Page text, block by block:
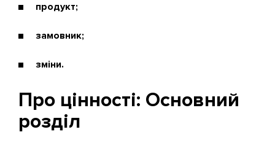
продукт;
замовник;
зміни.
Про цінності: Основний
розділ